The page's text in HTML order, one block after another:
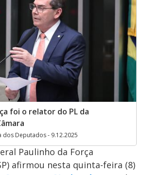
foi o relator do PL da
dos Deputados - 9.12.2025
Paulinho da Força
afirmou nesta quinta-feira (8)